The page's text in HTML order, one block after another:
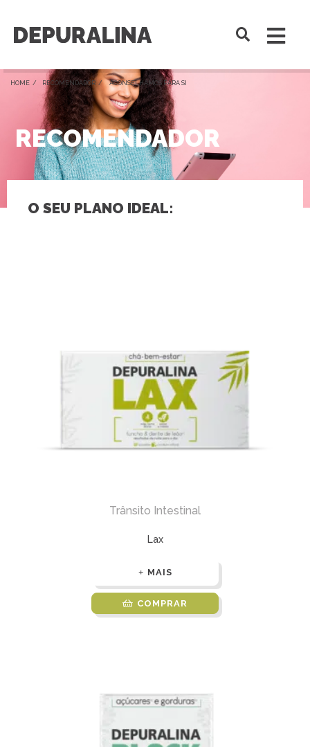
HOME / RECOMENDADOR / ACONSELHAMOS PARA SI
RECOMENDADOR
O SEU PLANO IDEAL:
Trânsito Intestinal
Lax
MAIS
COMPRAR